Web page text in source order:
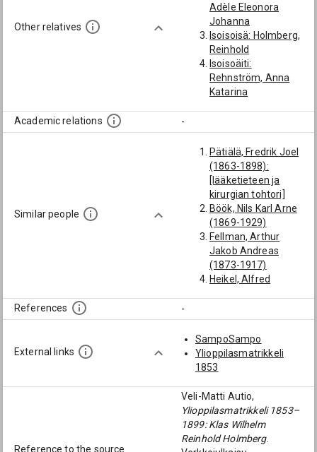
Other relatives
Adèle Eleonora
Johanna
Isoisoisä: Holmberg,
Reinhold
Isoisoäiti:
Rehnström, Anna
Katarina
Francisque
Academic relations -
Similar people
Pätiälä, Fredrik Joel
(1863-1898):
[lääketieteen ja
kirurgian tohtori]
Böök, Nils Karl Arne
(1869-1929)
Fellman, Arthur
Jakob Andreas
(1873-1917)
Heikel, Alfred
kirurgian tohtori]
Stenbäck, Mathias
Gustaf Joachim
(1837-1891):
kirurgian tohtori]
References -
External links
SampoSampo
Ylioppilasmatrikkeli
1853
Reference to the source
Veli-Matti Autio,
Ylioppilasmatrikkeli 1853–
1899: Klas Wilhelm
Reinhold Holmberg.